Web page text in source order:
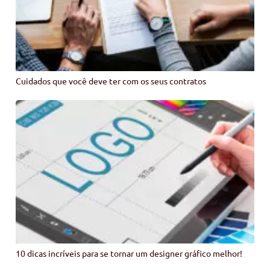
Cuidados que você deve ter com os seus contratos
10 dicas incríveis para se tornar um designer gráfico melhor!